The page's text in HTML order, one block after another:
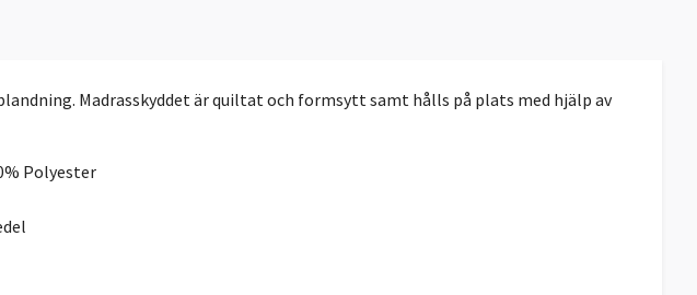
Madrasskyddet är quiltat och formsytt samt hålls på plats med hjälp av
Polyester